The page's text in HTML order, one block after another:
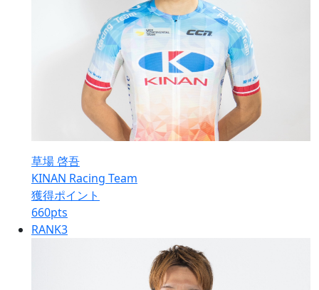
草場 啓吾
KINAN Racing Team
獲得ポイント
660pts
RANK3